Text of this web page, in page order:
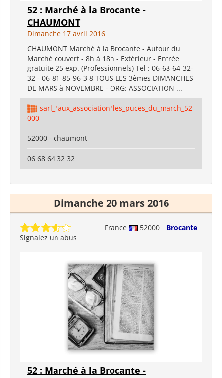
52 : Marché à la Brocante -
CHAUMONT
Dimanche 17 avril 2016
CHAUMONT Marché à la Brocante - Autour du
Marché couvert - 8h à 18h - Extérieur - Entrée
gratuite 25 exp. (Professionnels) Tel : 06-68-64-32-
32 - 06-81-85-96-3 8 TOUS LES 3èmes DIMANCHES
DE MARS à NOVEMBRE - ORG: ASSOCIATION ...
sarl_"aux_association"les_puces_du_march_52
000
52000 - chaumont
06 68 64 32 32
Dimanche 20 mars 2016
France 52000
Brocante
Signalez un abus
52 : Marché à la Brocante -